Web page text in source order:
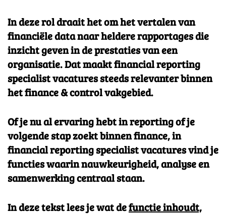
In deze rol draait het om het vertalen van
financiële data naar heldere rapportages die
inzicht geven in de prestaties van een
organisatie. Dat maakt financial reporting
specialist vacatures steeds relevanter binnen
het finance & control vakgebied.
Of je nu al ervaring hebt in reporting of je
volgende stap zoekt binnen finance, in
financial reporting specialist vacatures vind je
functies waarin nauwkeurigheid, analyse en
samenwerking centraal staan.
In deze tekst lees je wat defunctie inhoudt,